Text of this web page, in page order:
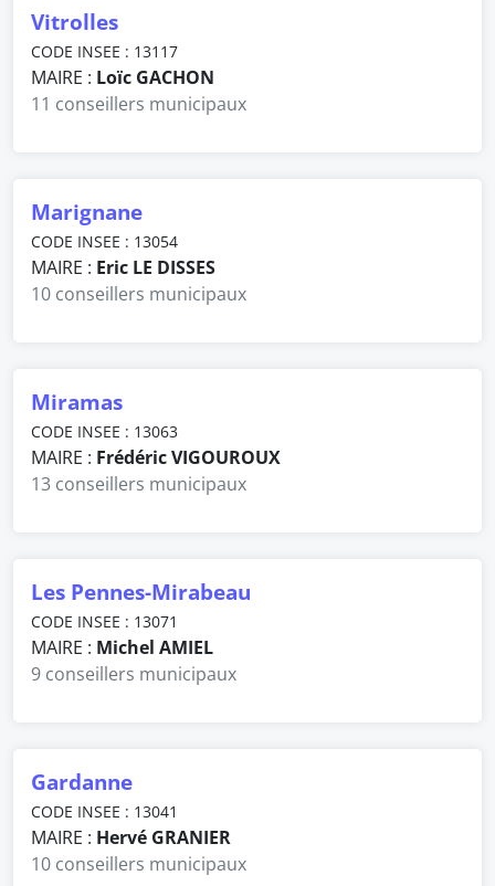
Vitrolles
CODE INSEE : 13117
MAIRE : Loïc GACHON
11 conseillers municipaux
Marignane
CODE INSEE : 13054
MAIRE : Eric LE DISSES
10 conseillers municipaux
Miramas
CODE INSEE : 13063
MAIRE : Frédéric VIGOUROUX
13 conseillers municipaux
Les Pennes-Mirabeau
CODE INSEE : 13071
MAIRE : Michel AMIEL
9 conseillers municipaux
Gardanne
CODE INSEE : 13041
MAIRE : Hervé GRANIER
10 conseillers municipaux